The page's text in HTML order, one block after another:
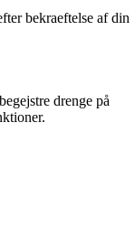
bekraeftelse af din
drenge på